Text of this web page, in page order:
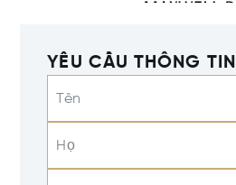
YÊU CẦU THÔNG TIN
Tên
Họ